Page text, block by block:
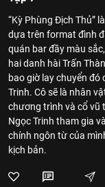
“Kỳ Phùng Địch Thủ”
dựa trên format đình
quán bar đầy màu
hai danh hài Trấn
bao giờ lay chuyển đó
Trinh. Cô sẽ là nhân
chương trình và cổ vũ
Ngọc Trinh tham gia
chính ngôn từ của
kịch bản.